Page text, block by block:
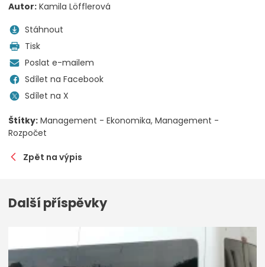
Autor: Kamila Löfflerová
Stáhnout
Tisk
Poslat e-mailem
Sdílet na Facebook
Sdílet na X
Štítky: Management - Ekonomika Management -
Rozpočet
Zpět na výpis
Další příspěvky